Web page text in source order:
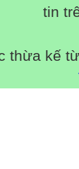
tin
thừa kế